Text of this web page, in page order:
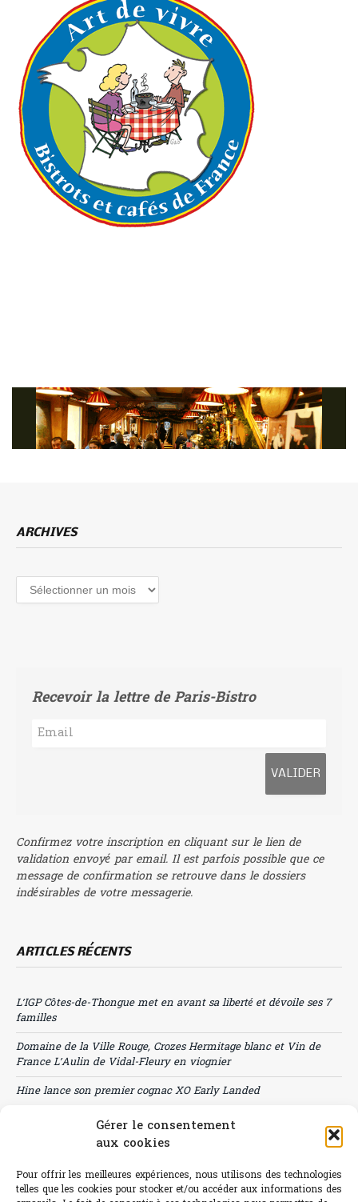
Gérer le consentement
aux cookies
Pour offrir les meilleures expériences, nous utilisons des technologies
telles que les cookies pour stocker et/ou accéder aux informations des
ARCHIVES
Archives
Recevoir la lettre de Paris-Bistro
Confirmez votre inscription en cliquant sur le lien de
validation envoyé par email. Il est parfois possible que ce
message de confirmation se retrouve dans le dossiers
indésirables de votre messagerie.
ARTICLES RÉCENTS
L’IGP Côtes-de-Thongue met en avant sa liberté et dévoile ses 7
familles
Domaine de la Ville Rouge, Crozes Hermitage blanc et Vin de
France L’Aulin de Vidal-Fleury en viognier
Hine lance son premier cognac XO Early Landed
Canicule : A quand le CHR à « l’heure espagnole » ?
Sélection de rosés 2026